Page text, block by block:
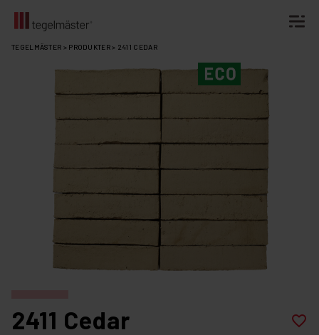
Fortsätt
TEGELMÄSTER > PRODUKTER> 2411 CEDAR
2411 Cedar favorite_border